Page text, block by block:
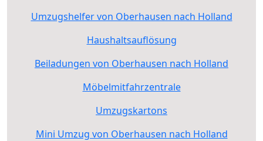
Umzugshelfer von Oberhausen nach Holland
Haushaltsauflösung
Beiladungen von Oberhausen nach Holland
Möbelmitfahrzentrale
Umzugskartons
Mini Umzug von Oberhausen nach Holland